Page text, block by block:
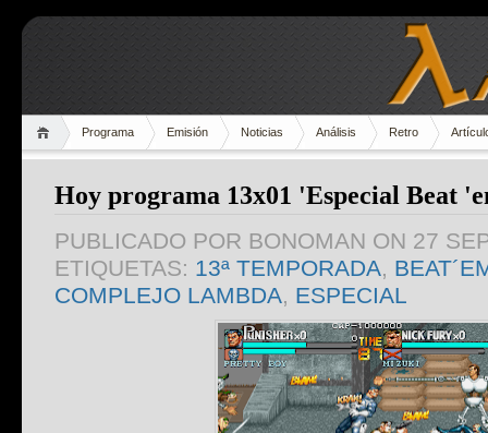
Programa Emisión Noticias Análisis Retro
Hoy programa 13x01 'Especial Beat
PUBLICADO POR BONOMAN ON 27
ETIQUETAS: 13ª TEMPORADA
COMPLEJO LAMBDA
ESPECIAL